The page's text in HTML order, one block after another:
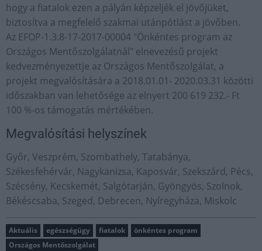
hogy a fiatalok ezen a pályán képzeljék el jövőjüket,
biztosítva a megfelelő szakmai utánpótlást a jövőben.
Az EFOP-1.3.8-17-2017-00004 "Önkéntes program az
Országos Mentőszolgálatnál" elnevezésű projekt
kedvezményezettje az Országos Mentőszolgálat, a
projekt megvalósítására a 2018.01.01- 2020.03.31 közötti
időszakban van lehetősége az elnyert 200 619 232.- Ft
100 %-os támogatás mértékében.
Megvalósítási helyszínek
Győr, Veszprém, Szombathely, Tatabánya,
Székesfehérvár, Nagykanizsa, Kaposvár, Szekszárd, Pécs,
Szécsény, Kecskemét, Salgótarján, Gyöngyös, Szolnok,
Békéscsaba, Szeged, Debrecen, Nyíregyháza, Miskolc
Aktuális egészségügy fiatalok
önkéntes program
Országos Mentőszolgálat